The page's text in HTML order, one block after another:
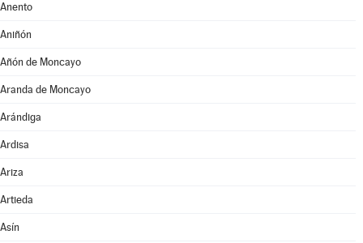
Anento
Aniñón
Añón de Moncayo
Aranda de Moncayo
Arándiga
Ardisa
Ariza
Artieda
Asín